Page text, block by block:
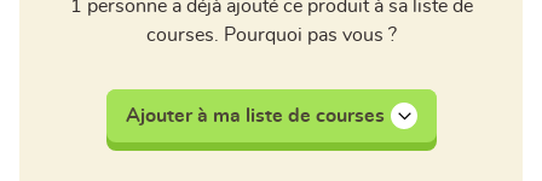
1 personne a déjà ajouté ce produit à sa liste de
courses. Pourquoi pas vous ?
Ajouter à ma liste de courses